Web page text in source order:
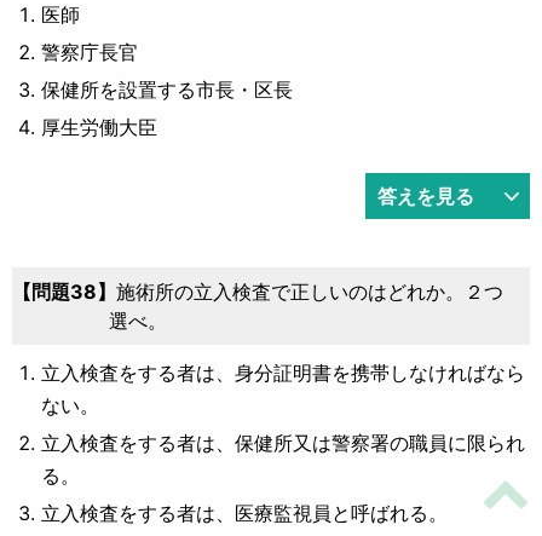
医師
警察庁長官
保健所を設置する市長・区長
厚生労働大臣
答えを見る
38
施術所の立入検査で正しいのはどれか。２つ
選べ。
立入検査をする者は、身分証明書を携帯しなければなら
ない。
立入検査をする者は、保健所又は警察署の職員に限られ
る。
立入検査をする者は、医療監視員と呼ばれる。